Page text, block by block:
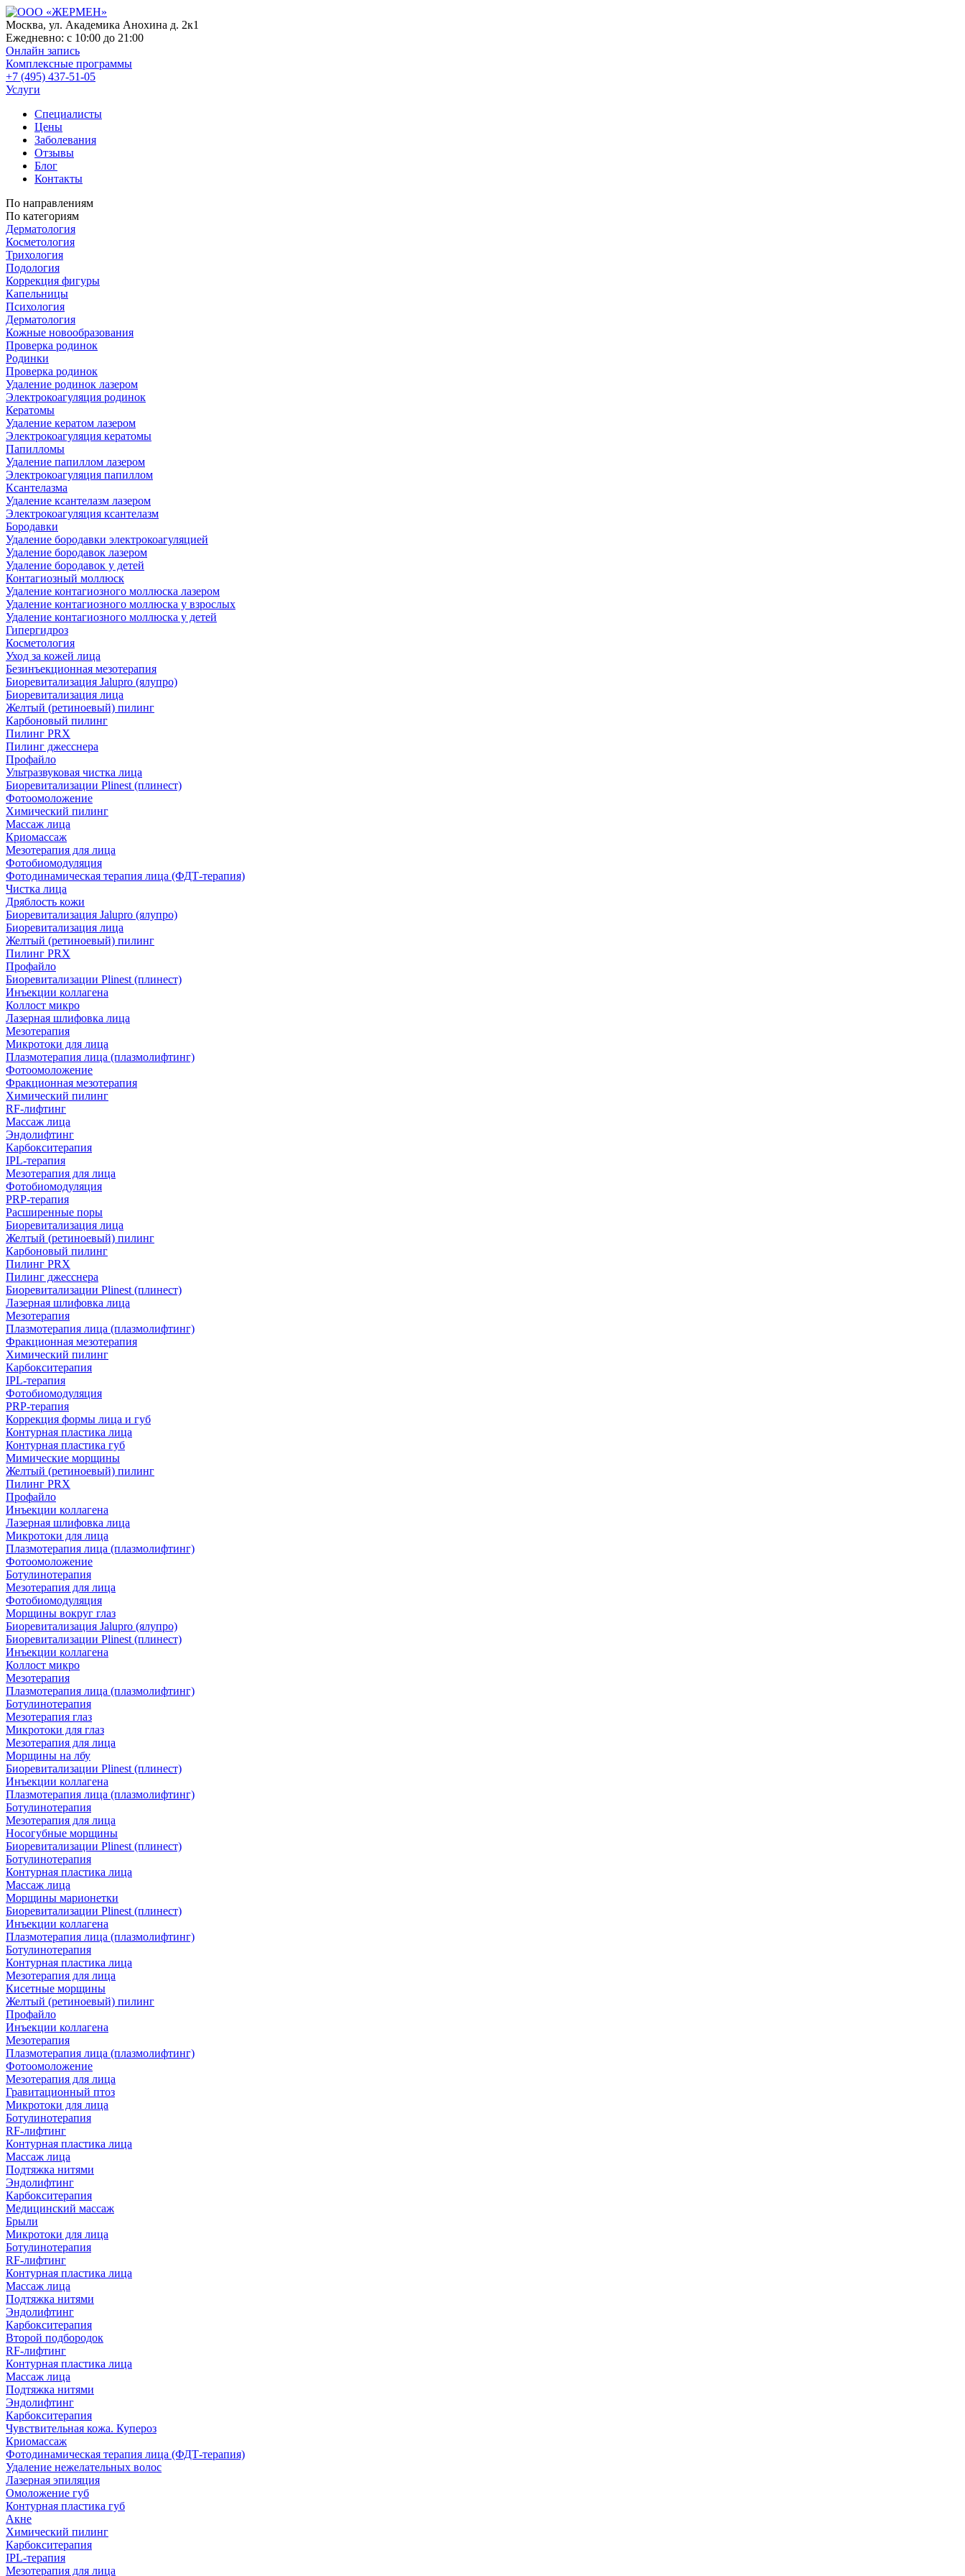
Москва, ул. Академика Анохина д. 2к1
Ежедневно: с 10:00 до 21:00
Онлайн запись
Комплексные программы
+7 (495) 437-51-05
Услуги
Специалисты
Цены
Заболевания
Отзывы
Блог
Контакты
По направлениям
По категориям
Дерматология
Косметология
Трихология
Подология
Коррекция фигуры
Капельницы
Психология
Дерматология
Кожные новообразования
Проверка родинок
Родинки
Проверка родинок
Удаление родинок лазером
Электрокоагуляция родинок
Кератомы
Удаление кератом лазером
Электрокоагуляция кератомы
Папилломы
Удаление папиллом лазером
Электрокоагуляция папиллом
Ксантелазма
Удаление ксантелазм лазером
Электрокоагуляция ксантелазм
Бородавки
Удаление бородавки электрокоагуляцией
Удаление бородавок лазером
Удаление бородавок у детей
Контагиозный моллюск
Удаление контагиозного моллюска лазером
Удаление контагиозного моллюска у взрослых
Удаление контагиозного моллюска у детей
Гипергидроз
Косметология
Уход за кожей лица
Безинъекционная мезотерапия
Биоревитализация Jalupro (ялупро)
Биоревитализация лица
Желтый (ретиноевый) пилинг
Карбоновый пилинг
Пилинг PRX
Пилинг джесснера
Профайло
Ультразвуковая чистка лица
Биоревитализации Plinest (плинест)
Фотоомоложение
Химический пилинг
Массаж лица
Криомассаж
Мезотерапия для лица
Фотобиомодуляция
Фотодинамическая терапия лица (ФДТ-терапия)
Чистка лица
Дряблость кожи
Биоревитализация Jalupro (ялупро)
Биоревитализация лица
Желтый (ретиноевый) пилинг
Пилинг PRX
Профайло
Биоревитализации Plinest (плинест)
Инъекции коллагена
Коллост микро
Лазерная шлифовка лица
Мезотерапия
Микротоки для лица
Плазмотерапия лица (плазмолифтинг)
Фотоомоложение
Фракционная мезотерапия
Химический пилинг
RF-лифтинг
Массаж лица
Эндолифтинг
Карбокситерапия
IPL‑терапия
Мезотерапия для лица
Фотобиомодуляция
PRP-терапия
Расширенные поры
Биоревитализация лица
Желтый (ретиноевый) пилинг
Карбоновый пилинг
Пилинг PRX
Пилинг джесснера
Биоревитализации Plinest (плинест)
Лазерная шлифовка лица
Мезотерапия
Плазмотерапия лица (плазмолифтинг)
Фракционная мезотерапия
Химический пилинг
Карбокситерапия
IPL‑терапия
Фотобиомодуляция
PRP-терапия
Коррекция формы лица и губ
Контурная пластика лица
Контурная пластика губ
Мимические морщины
Желтый (ретиноевый) пилинг
Пилинг PRX
Профайло
Инъекции коллагена
Лазерная шлифовка лица
Микротоки для лица
Плазмотерапия лица (плазмолифтинг)
Фотоомоложение
Ботулинотерапия
Мезотерапия для лица
Фотобиомодуляция
Морщины вокруг глаз
Биоревитализация Jalupro (ялупро)
Биоревитализации Plinest (плинест)
Инъекции коллагена
Коллост микро
Мезотерапия
Плазмотерапия лица (плазмолифтинг)
Ботулинотерапия
Мезотерапия глаз
Микротоки для глаз
Мезотерапия для лица
Морщины на лбу
Биоревитализации Plinest (плинест)
Инъекции коллагена
Плазмотерапия лица (плазмолифтинг)
Ботулинотерапия
Мезотерапия для лица
Носогубные морщины
Биоревитализации Plinest (плинест)
Ботулинотерапия
Контурная пластика лица
Массаж лица
Морщины марионетки
Биоревитализации Plinest (плинест)
Инъекции коллагена
Плазмотерапия лица (плазмолифтинг)
Ботулинотерапия
Контурная пластика лица
Мезотерапия для лица
Кисетные морщины
Желтый (ретиноевый) пилинг
Профайло
Инъекции коллагена
Мезотерапия
Плазмотерапия лица (плазмолифтинг)
Фотоомоложение
Мезотерапия для лица
Гравитационный птоз
Микротоки для лица
Ботулинотерапия
RF-лифтинг
Контурная пластика лица
Массаж лица
Подтяжка нитями
Эндолифтинг
Карбокситерапия
Медицинский массаж
Брыли
Микротоки для лица
Ботулинотерапия
RF-лифтинг
Контурная пластика лица
Массаж лица
Подтяжка нитями
Эндолифтинг
Карбокситерапия
Второй подбородок
RF-лифтинг
Контурная пластика лица
Массаж лица
Подтяжка нитями
Эндолифтинг
Карбокситерапия
Чувствительная кожа. Купероз
Криомассаж
Фотодинамическая терапия лица (ФДТ-терапия)
Удаление нежелательных волос
Лазерная эпиляция
Омоложение губ
Контурная пластика губ
Акне
Химический пилинг
Карбокситерапия
IPL‑терапия
Мезотерапия для лица